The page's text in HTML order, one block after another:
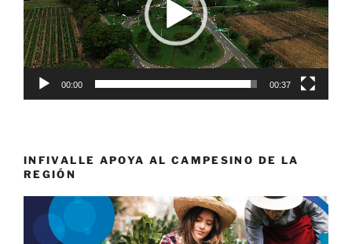
00:00 00:37
INFIVALLE APOYA AL CAMPESINO DE LA
REGIÓN